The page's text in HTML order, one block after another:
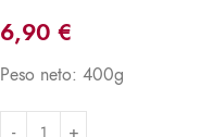
6,90 €
Peso neto: 400g